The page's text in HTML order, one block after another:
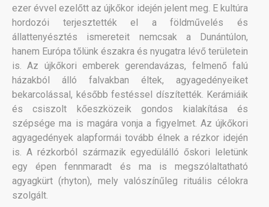
ezer évvel ezelőtt az újkőkor idején jelent meg. E kultúra
hordozói terjesztették el a földművelés és
állattenyésztés ismereteit nemcsak a Dunántúlon,
hanem Európa tőlünk északra és nyugatra lévő területein
is. Az újkőkori emberek gerendavázas, felmenő falú
házakból álló falvakban éltek, agyagedényeiket
bekarcolással, később festéssel díszítették. Kerámiáik
és csiszolt kőeszközeik gondos kialakítása és
szépsége ma is magára vonja a figyelmet. Az újkőkori
agyagedények alapformái tovább élnek a rézkor idején
is. A rézkorból származik egyedülálló őskori leletünk
egy épen fennmaradt és ma is megszólaltatható
agyagkürt (rhyton), mely valószínűleg rituális célokra
szolgált.